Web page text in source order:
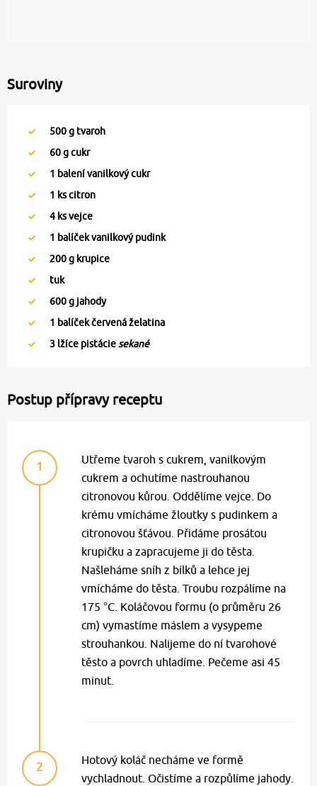
Suroviny
500g tvaroh
60g cukr
1 balení vanilkový cukr
1 ks citron
4 ks vejce
1 balíček vanilkový pudink
200g krupice
tuk
600g jahody
1 balíček červená želatina
3 lžíce pistácie sekané
Postup přípravy receptu
1
Utřeme tvaroh s cukrem, vanilkovým
cukrem a ochutíme nastrouhanou
citronovou kůrou. Oddělíme vejce. Do
krému vmícháme žloutky s pudinkem a
citronovou šťávou. Přidáme prosátou
krupičku a zapracujeme ji do těsta.
Našleháme sníh z bílků a lehce jej
vmícháme do těsta. Troubu rozpálíme na
175 °C. Koláčovou formu (o průměru 26
cm) vymastíme máslem a vysypeme
strouhankou. Nalijeme do ní tvarohové
těsto a povrch uhladíme. Pečeme asi 45
minut.
2
Hotový koláč necháme ve formě
vychladnout. Očistíme a rozpůlíme jahody.